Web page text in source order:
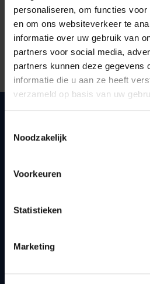
personaliseren, om functies
en om ons websiteverkeer te
informatie over uw gebruik van
partners voor social media,
partners kunnen deze gegevens
informatie die u aan ze heeft
verzameld op basis van uw
Noodzakelijk
Voorkeuren
Statistieken
Marketing
Snel naar
Bereikbaarheid